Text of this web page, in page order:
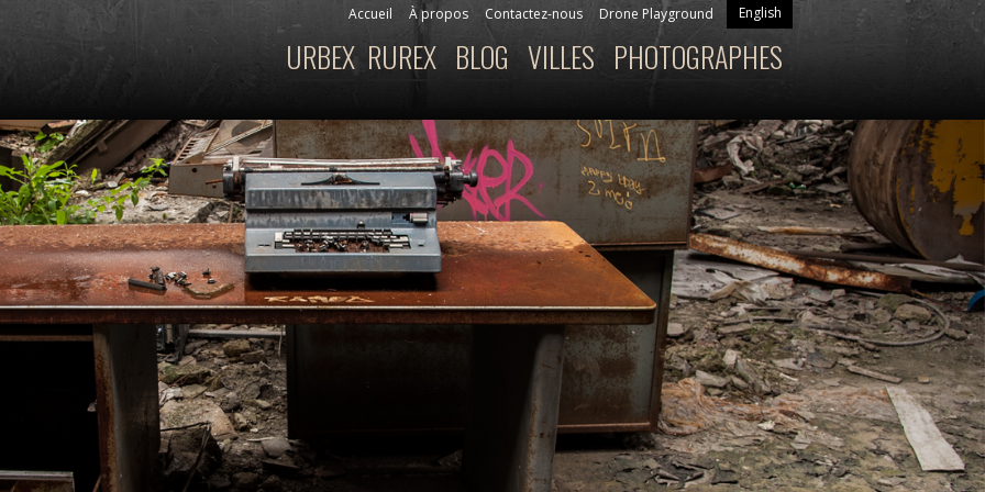
English
Accueil À propos Contactez-nous Drone Playground
Menu principal PHOTOGRAPHES
VILLES
BLOG
RUREX
URBEX